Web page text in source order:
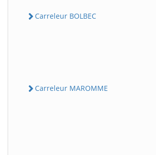
Carreleur BOLBEC
Carreleur MAROMME